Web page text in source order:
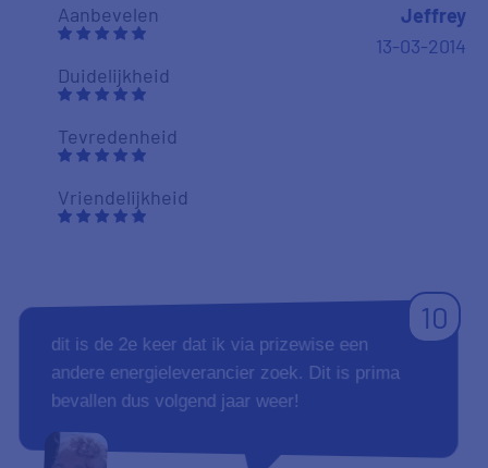
Aanbevelen
Duidelijkheid
Tevredenheid
Vriendelijkheid
Jeffrey
13-03-2014
10
dit is de 2e keer dat ik via prizewise een
andere energieleverancier zoek. Dit is prima
bevallen dus volgend jaar weer!